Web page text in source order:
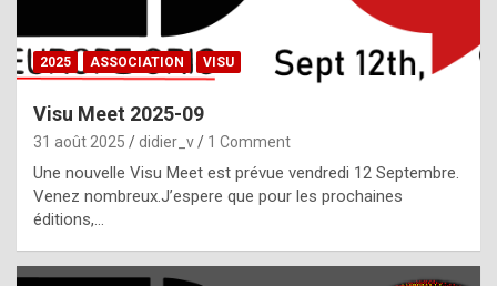
g
h
t
f
2025 ASSOCIATION VISU
Visu Meet 2025-09
31 août 2025 didier_v 1 Comment
Une nouvelle Visu Meet est prévue vendredi 12 Septembre.
Venez nombreux.J’espere que pour les prochaines
éditions,…